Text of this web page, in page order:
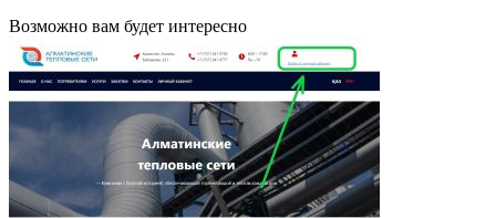
Возможно вам будет интересно